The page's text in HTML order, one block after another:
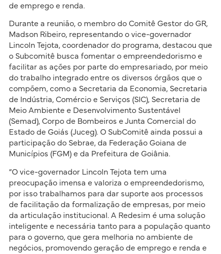
de emprego e renda.
Durante a reunião, o membro do Comitê Gestor do GR,
Madson Ribeiro, representando o vice-governador
Lincoln Tejota, coordenador do programa, destacou que
o Subcomitê busca fomentar o empreendedorismo e
facilitar as ações por parte do empresariado, por meio
do trabalho integrado entre os diversos órgãos que o
compõem, como a Secretaria da Economia, Secretaria
de Indústria, Comércio e Serviços (SIC), Secretaria de
Meio Ambiente e Desenvolvimento Sustentável
(Semad), Corpo de Bombeiros e Junta Comercial do
Estado de Goiás (Juceg). O SubComitê ainda possui a
participação do Sebrae, da Federação Goiana de
Municípios (FGM) e da Prefeitura de Goiânia.
“O vice-governador Lincoln Tejota tem uma
preocupação imensa e valoriza o empreendedorismo,
por isso trabalhamos para dar suporte aos processos
de facilitação da formalização de empresas, por meio
da articulação institucional. A Redesim é uma solução
inteligente e necessária tanto para a população quanto
para o governo, que gera melhoria no ambiente de
negócios, promovendo geração de emprego e renda e